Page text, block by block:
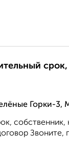
Горки-3,
Звоните,